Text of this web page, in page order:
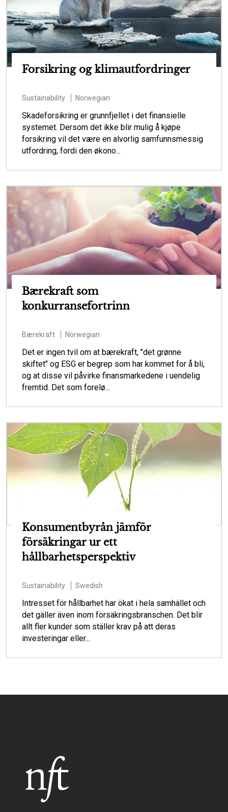
Forsikring og klimautfordringer
Sustainability Norwegian
Skadeforsikring er grunnfjellet i det finansielle
systemet. Dersom det ikke blir mulig å kjøpe
forsikring vil det være en alvorlig samfunnsmessig
utfordring, fordi den økono...
Bærekraft som
konkurransefortrinn
Bærekraft Norwegian
Det er ingen tvil om at bærekraft, "det grønne
skiftet" og ESG er begrep som har kommet for å bli,
og at disse vil påvirke finansmarkedene i uendelig
fremtid. Det som forelø...
Konsumentbyrån jämför
försäkringar ur ett
hållbarhetsperspektiv
Sustainability Swedish
Intresset för hållbarhet har ökat i hela samhället och
det gäller även inom försäkringsbranschen. Det blir
allt fler kunder som ställer krav på att deras
investeringar eller...